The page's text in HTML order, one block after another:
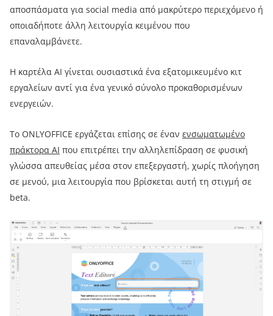
αποσπάσματα για social media από μακρύτερο περιεχόμενο ή
οποιαδήποτε άλλη λειτουργία κειμένου που
επαναλαμβάνετε.
Η καρτέλα AI γίνεται ουσιαστικά ένα εξατομικευμένο κιτ
εργαλείων αντί για ένα γενικό σύνολο προκαθορισμένων
ενεργειών.
Το ONLYOFFICE εργάζεται επίσης σε έναν ενσωματωμένο
πράκτορα AI που επιτρέπει την αλληλεπίδραση σε φυσική
γλώσσα απευθείας μέσα στον επεξεργαστή, χωρίς πλοήγηση
σε μενού, μια λειτουργία που βρίσκεται αυτή τη στιγμή σε
beta.